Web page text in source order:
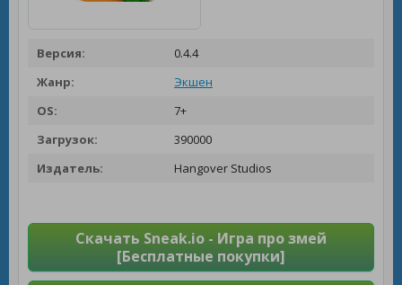
Версия:
0.4.4
Жанр:
Экшен
OS:
7+
Загрузок:
390000
Издатель:
Hangover Studios
Скачать Sneak.io - Игра про змей
[Бесплатные покупки]